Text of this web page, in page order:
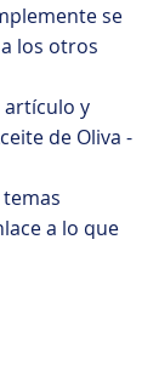
se
los otros
artículo y
de Oliva -
a lo que